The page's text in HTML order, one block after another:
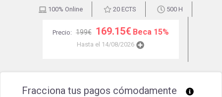
100% Online 20 ECTS 500 H
Precio: 199€ 169.15€ Beca 15%
Hasta el 14/08/2026
Fracciona tus pagos cómodamente